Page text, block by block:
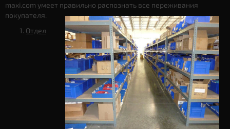
maxi.com умеет правильно распознать все переживания
покупателя.
Отдел